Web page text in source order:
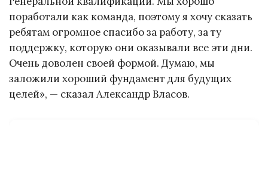
поработали как команда, поэтому я хочу сказать
ребятам огромное спасибо за работу, за ту
поддержку, которую они оказывали все эти дни.
Очень доволен своей формой. Думаю, мы
заложили хороший фундамент для будущих
целей», — сказал Александр Власов.